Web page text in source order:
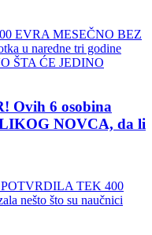
Ovih 6 osobina
NOVCA, da li